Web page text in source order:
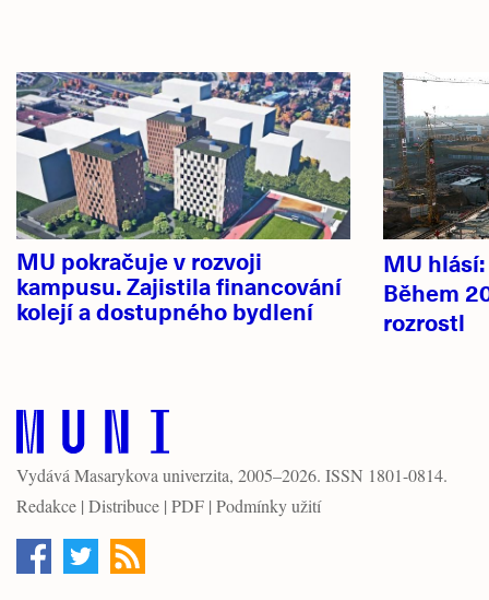
Hlavní
novinky
MU pokračuje v rozvoji
kampusu. Zajistila financování
kolejí a dostupného bydlení
MU
Během
rozrostl
Vydává Masarykova univerzita, 2005–2026. ISSN 1801-0814.
Redakce | Distribuce | PDF | Podmínky užití